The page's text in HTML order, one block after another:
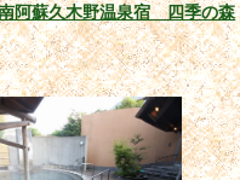
阿蘇久木野温泉宿 四季の森